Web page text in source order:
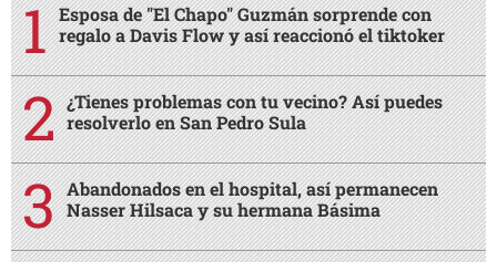
Esposa de "El Chapo" Guzmán sorprende con
regalo a Davis Flow y así reaccionó el tiktoker
¿Tienes problemas con tu vecino? Así puedes
resolverlo en San Pedro Sula
Abandonados en el hospital, así permanecen
Nasser Hilsaca y su hermana Básima